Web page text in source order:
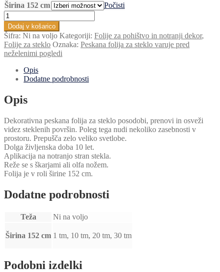
Širina 152 cm
Počisti
Dekorativna
folija
Thin
curves
152
cm/tm
količina
Dodaj v košarico
Šifra: Ni na voljo Kategoriji: Folije za pohištvo in notranji dekor,
Folije za steklo Oznaka: Peskana folija za steklo varuje pred
neželenimi pogledi
Opis
Dodatne podrobnosti
Opis
Dekorativna peskana folija za steklo posodobi, prenovi in osveži
videz steklenih površin. Poleg tega nudi nekoliko zasebnosti v
prostoru. Prepušča zelo veliko svetlobe.
Dolga življenska doba 10 let.
Aplikacija na notranjo stran stekla.
Reže se s škarjami ali olfa nožem.
Folija je v roli širine 152 cm.
Dodatne podrobnosti
Teža Ni na voljo
Širina 152 cm 1 tm, 10 tm, 20 tm, 30 tm
Podobni izdelki